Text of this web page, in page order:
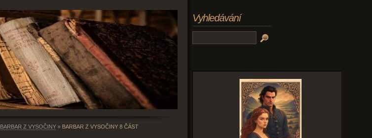
BARBAR Z VYSOČINY » BARBAR Z VYSOČINY 8 ČÁST
Vyhledávání